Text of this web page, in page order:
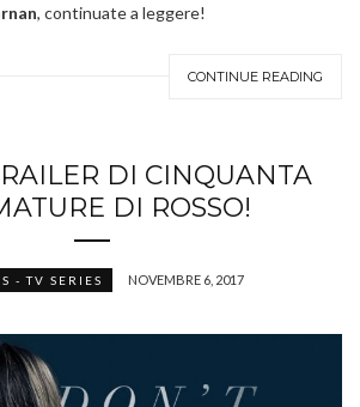
, continuate a leggere!
CONTINUE READING
DI CINQUANTA
DI ROSSO!
- TV SERIES NOVEMBRE 6, 2017